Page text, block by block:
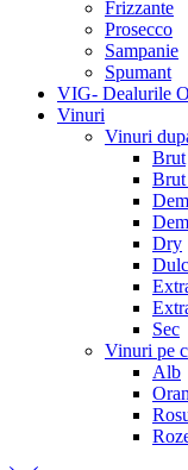
Frizzante
Prosecco
Sampanie
Spumant
VIG- Dealurile
Vinuri
Vinuri
Brut
Dry
Sec
Vinuri pe
Alb